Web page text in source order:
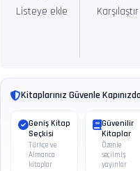
Listeye ekle Karşılaştır
Kitaplarınız Güvenle Kapınızda
Geniş Kitap
Seçkisi
Türkçe ve
Almanca
kitaplar
Güvenilir
Kitaplar
Özenle
seçilmiş
yayınlar